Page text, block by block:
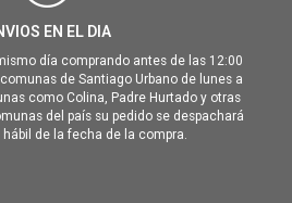
EN EL DIA
día comprando antes de las 12:00
de Santiago Urbano de lunes a
como Colina, Padre Hurtado y otras
del país su pedido se despachará
de la fecha de la compra.